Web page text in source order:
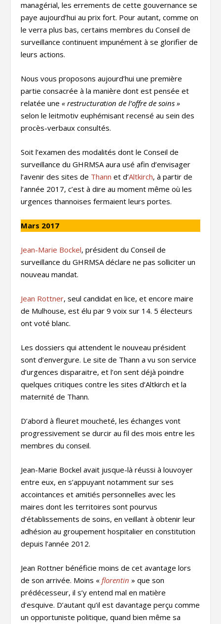
managérial, les errements de cette gouvernance se
paye aujourd’hui au prix fort. Pour autant, comme on
le verra plus bas, certains membres du Conseil de
surveillance continuent impunément à se glorifier de
leurs actions.
Nous vous proposons aujourd’hui une première
partie consacrée à la manière dont est pensée et
relatée une« restructuration de l’offre de soins »
selon le leitmotiv euphémisant recensé au sein des
procès-verbaux consultés.
Soit l’examen des modalités dont le Conseil de
surveillance du GHRMSA aura usé afin d’envisager
l’avenir des sites de Thannet d’Altkirch, à partir de
l’année 2017, c’est à dire au moment même où les
urgences thannoises fermaient leurs portes.
Mars 2017
Jean-Marie Bockel, président du Conseil de
surveillance du GHRMSA déclare ne pas solliciter un
nouveau mandat.
Jean Rottner, seul candidat en lice, et encore maire
de Mulhouse, est élu par 9 voix sur 14. 5 électeurs
ont voté blanc.
Les dossiers qui attendent le nouveau président
sont d’envergure. Le site de Thann a vu son service
d’urgences disparaitre, et l’on sent déjà poindre
quelques critiques contre les sites d’Altkirch et la
maternité de Thann.
D’abord à fleuret moucheté, les échanges vont
progressivement se durcir au fil des mois entre les
membres du conseil.
Jean-Marie Bockel avait jusque-là réussi à louvoyer
entre eux, en s’appuyant notamment sur ses
accointances et amitiés personnelles avec les
maires dont les territoires sont pourvus
d’établissements de soins, en veillant à obtenir leur
adhésion au groupement hospitalier en constitution
depuis l’année 2012.
Jean Rottner bénéficie moins de cet avantage lors
de son arrivée. Moins «florentin » que son
prédécesseur, il s’y entend mal en matière
d’esquive. D’autant qu’il est davantage perçu comme
un opportuniste politique, quand bien même sa